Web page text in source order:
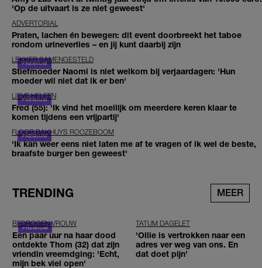
'Op de uitvaart is ze niet geweest'
ADVERTORIAL
Praten, lachen én bewegen: dit event doorbreekt het taboe
rondom urineverlies – en jij kunt daarbij zijn
LEKKER SAMENGESTELD
Stiefmoeder Naomi is niet welkom bij verjaardagen: 'Hun
moeder wil niet dat ik er ben'
LIEVE HELEEN
Fred (55): 'Ik vind het moeilijk om meerdere keren klaar te
komen tijdens een vrijpartij'
FLOOR BAKHUYS ROOZEBOOM
'Ik kan weer eens niet laten me af te vragen of ik wel de beste,
braafste burger ben geweest'
TRENDING MEER
BEDROGEN VROUW
Een paar uur na haar dood
ontdekte Thom (32) dat zijn
vriendin vreemdging: 'Echt,
mijn bek viel open'
TATUM DAGELET
'Ollie is vertrokken naar een
adres ver weg van ons. En
dat doet pijn’